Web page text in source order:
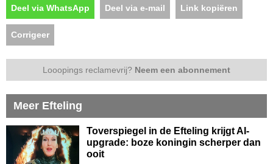
Deel via WhatsApp Deel via e-mail Link kopiëren
Corrigeer
Looopings reclamevrij? Neem een abonnement
Meer Efteling
Toverspiegel in de Efteling krijgt AI-
upgrade: boze koningin scherper dan
ooit